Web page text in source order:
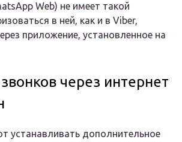
Web) не имеет такой
в ней, как и в Viber,
приложение, установленное на
через интернет
устанавливать дополнительное